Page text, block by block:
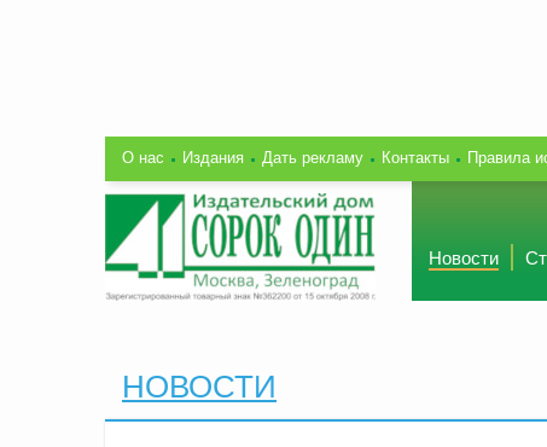
О нас Издания Дать рекламу Контакты Правила
Новости
НОВОСТИ